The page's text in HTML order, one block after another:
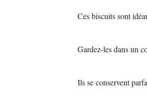
Ces biscuits sont
Gardez-les dans un
Ils se conservent